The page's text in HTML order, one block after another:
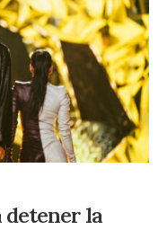
detener la